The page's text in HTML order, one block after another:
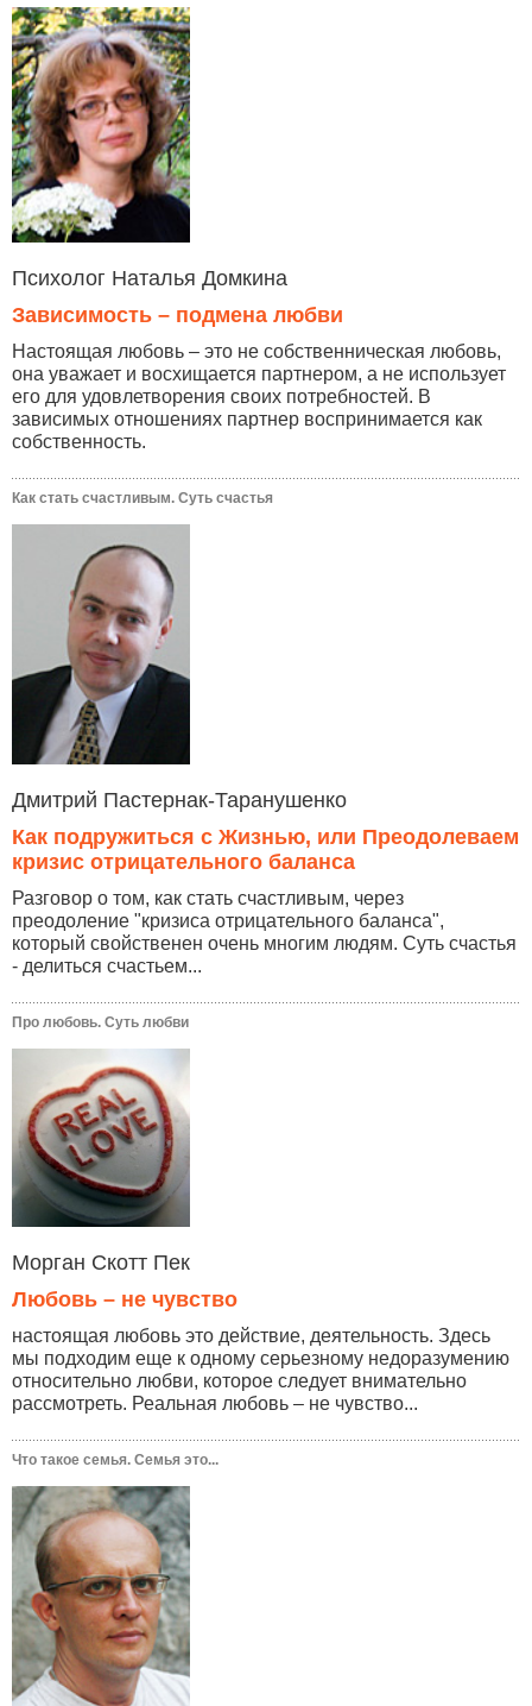
Психолог Наталья Домкина
Зависимость – подмена любви
Настоящая любовь – это не собственническая любовь,
она уважает и восхищается партнером, а не использует
его для удовлетворения своих потребностей. В
зависимых отношениях партнер воспринимается как
собственность.
Как стать счастливым. Суть счастья
Дмитрий Пастернак-Таранушенко
Как подружиться с Жизнью, или Преодолеваем
кризис отрицательного баланса
Разговор о том, как стать счастливым, через
преодоление "кризиса отрицательного баланса",
который свойственен очень многим людям. Суть счастья
- делиться счастьем...
Про любовь. Суть любви
Морган Скотт Пек
Любовь – не чувство
настоящая любовь это действие, деятельность. Здесь
мы подходим еще к одному серьезному недоразумению
относительно любви, которое следует внимательно
рассмотреть. Реальная любовь – не чувство...
Что такое семья. Семья это...